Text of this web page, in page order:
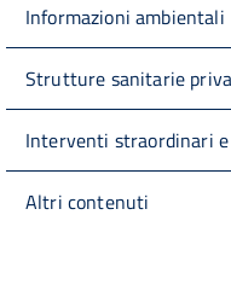
Informazioni ambientali
Strutture sanitarie
Interventi straordinari
Altri contenuti